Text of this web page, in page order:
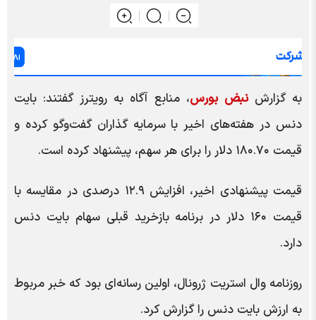
به گزارشنبض بورس، منابع آگاه به رویترز گفتند: بایت
دنس در هفته‌های اخیر با سرمایه گذاران گفت‌وگو کرده و
قیمت ۱۸۰.۷۰ دلار را برای هر سهم، پیشنهاد کرده است.
قیمت پیشنهادی اخیر، افزایش ۱۲.۹ درصدی در مقایسه با
قیمت ۱۶۰ دلار در برنامه بازخرید قبلی سهام بایت دنس
دارد.
روزنامه وال استریت ژرونال، اولین رسانه‌ای بود که خبر مربوط
به ارزش بایت دنس را گزارش کرد.